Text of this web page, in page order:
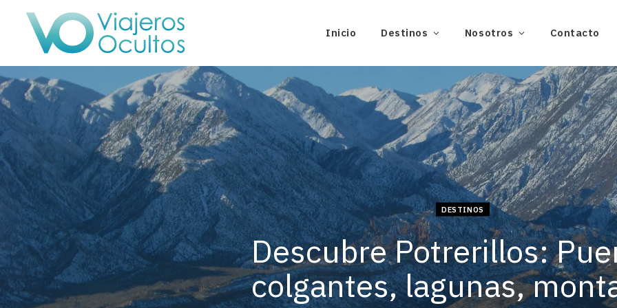
Inicio Destinos Nosotros Contacto
DESTINOS
Descubre Potrerillos:
colgantes, lagunas,